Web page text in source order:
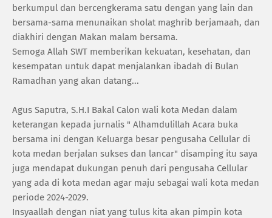
berkumpul dan bercengkerama satu dengan yang lain dan
bersama-sama menunaikan sholat maghrib berjamaah, dan
diakhiri dengan Makan malam bersama.
Semoga Allah SWT memberikan kekuatan, kesehatan, dan
kesempatan untuk dapat menjalankan ibadah di Bulan
Ramadhan yang akan datang...
Agus Saputra, S.H.I Bakal Calon wali kota Medan dalam
keterangan kepada jurnalis " Alhamdulillah Acara buka
bersama ini dengan Keluarga besar pengusaha Cellular di
kota medan berjalan sukses dan lancar" disamping itu saya
juga mendapat dukungan penuh dari pengusaha Cellular
yang ada di kota medan agar maju sebagai wali kota medan
periode 2024-2029.
Insyaallah dengan niat yang tulus kita akan pimpin kota